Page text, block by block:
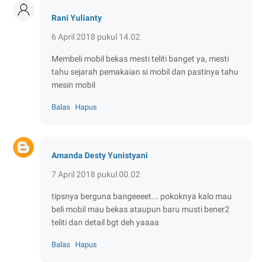
Rani Yulianty
6 April 2018 pukul 14.02
Membeli mobil bekas mesti teliti banget ya, mesti
tahu sejarah pemakaian si mobil dan pastinya tahu
mesin mobil
Balas Hapus
Amanda Desty Yunistyani
7 April 2018 pukul 00.02
tipsnya berguna bangeeeet... pokoknya kalo mau
beli mobil mau bekas ataupun baru musti bener2
teliti dan detail bgt deh yaaaa
Balas Hapus